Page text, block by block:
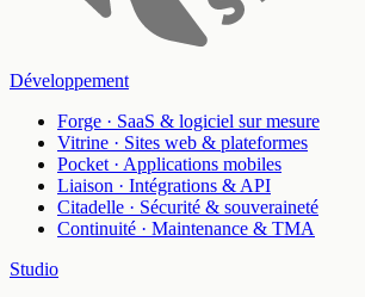
Développement
Forge · SaaS & logiciel sur mesure
Vitrine · Sites web & plateformes
Pocket · Applications mobiles
Liaison · Intégrations & API
Citadelle · Sécurité & souveraineté
Continuité · Maintenance & TMA
Studio